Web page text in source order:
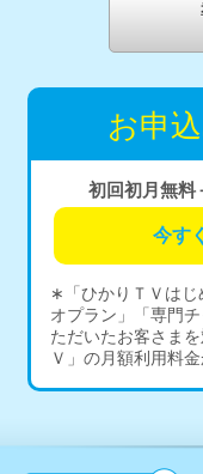
お申
初回初月無料
今す
∗「ひかりＴＶはじ
オプラン」「専門
ただいたお客さま
Ｖ」の月額利用料